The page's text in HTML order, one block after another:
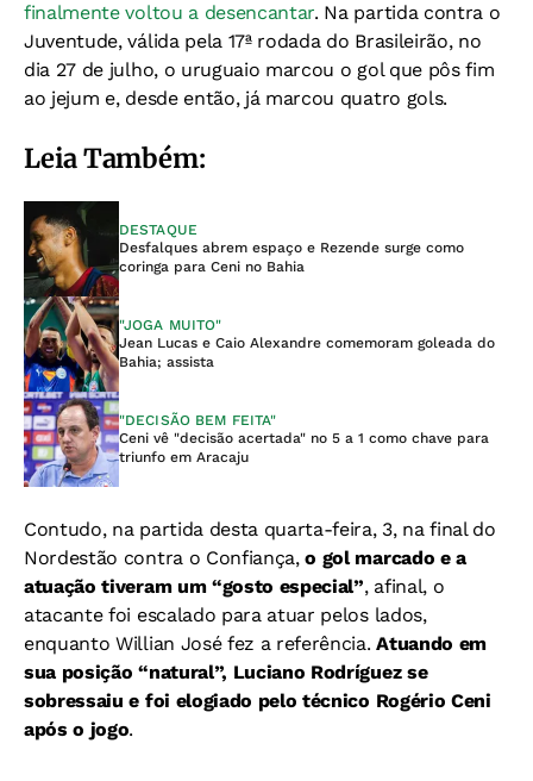
finalmente voltou a desencantar. Na partida contra o
Juventude, válida pela 17ª rodada do Brasileirão, no
dia 27 de julho, o uruguaio marcou o gol que pôs fim
ao jejum e, desde então, já marcou quatro gols.
Leia Também:
DESTAQUE
Desfalques abrem espaço e Rezende surge como
coringa para Ceni no Bahia
"JOGA MUITO"
Jean Lucas e Caio Alexandre comemoram goleada do
Bahia; assista
"DECISÃO BEM FEITA"
Ceni vê "decisão acertada" no 5 a 1 como chave para
triunfo em Aracaju
Contudo, na partida desta quarta-feira, 3, na final do
Nordestão contra o Confiança,o gol marcado e a
atuação tiveram um “gosto especial”, afinal, o
atacante foi escalado para atuar pelos lados,
enquanto Willian José fez a referência.Atuando em
sua posição “natural”, Luciano Rodríguez se
sobressaiu e foi elogiado pelo técnico Rogério Ceni
após o jogo.